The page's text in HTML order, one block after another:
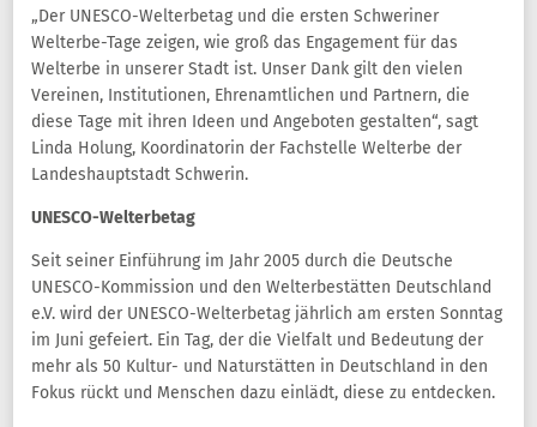
„Der UNESCO-Welterbetag und die ersten Schweriner
Welterbe-Tage zeigen, wie groß das Engagement für das
Welterbe in unserer Stadt ist. Unser Dank gilt den vielen
Vereinen, Institutionen, Ehrenamtlichen und Partnern, die
diese Tage mit ihren Ideen und Angeboten gestalten“, sagt
Linda Holung, Koordinatorin der Fachstelle Welterbe der
Landeshauptstadt Schwerin.
UNESCO-Welterbetag
Seit seiner Einführung im Jahr 2005 durch die Deutsche
UNESCO-Kommission und den Welterbestätten Deutschland
e.V. wird der UNESCO-Welterbetag jährlich am ersten Sonntag
im Juni gefeiert. Ein Tag, der die Vielfalt und Bedeutung der
mehr als 50 Kultur- und Naturstätten in Deutschland in den
Fokus rückt und Menschen dazu einlädt, diese zu entdecken.